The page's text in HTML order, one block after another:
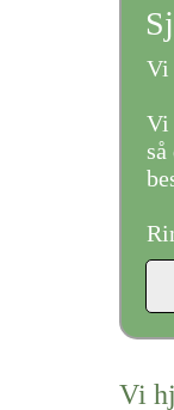
Vi
Vi
Vi